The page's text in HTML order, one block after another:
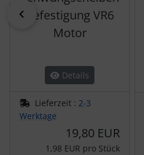
zurück
befestigung VR6
Motor
Details
Lieferzeit : 2-3
Werktage
19,80 EUR
1,98 EUR pro Stück